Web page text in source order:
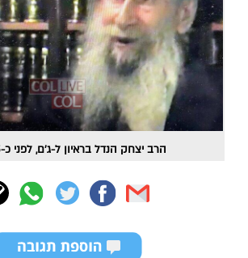
הרב יצחק הנדל בראיון ל-ג'ם, לפני כ-15 שנה